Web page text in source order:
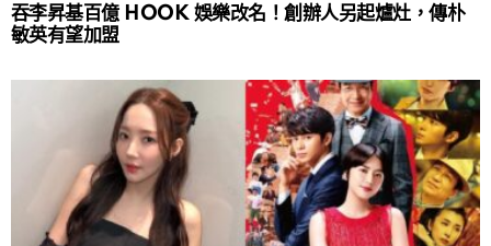
吞李昇基百億 HOOK 娛樂改名！創辦人另起爐灶，傳朴
敏英有望加盟